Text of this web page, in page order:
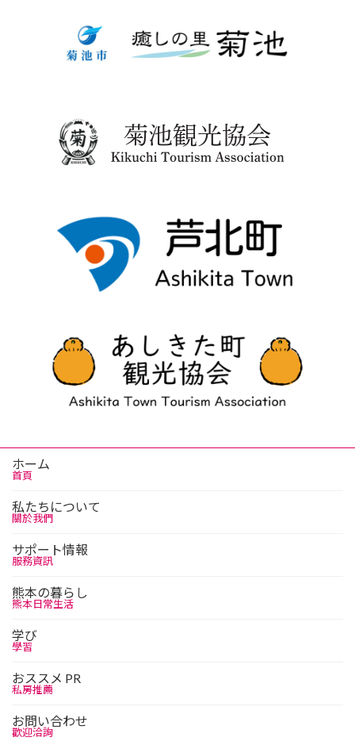
ホーム
首頁
私たちについて
關於我們
サポート情報
服務資訊
熊本の暮らし
熊本日常生活
学び
學習
おススメ PR
私房推薦
お問い合わせ
歡迎洽詢